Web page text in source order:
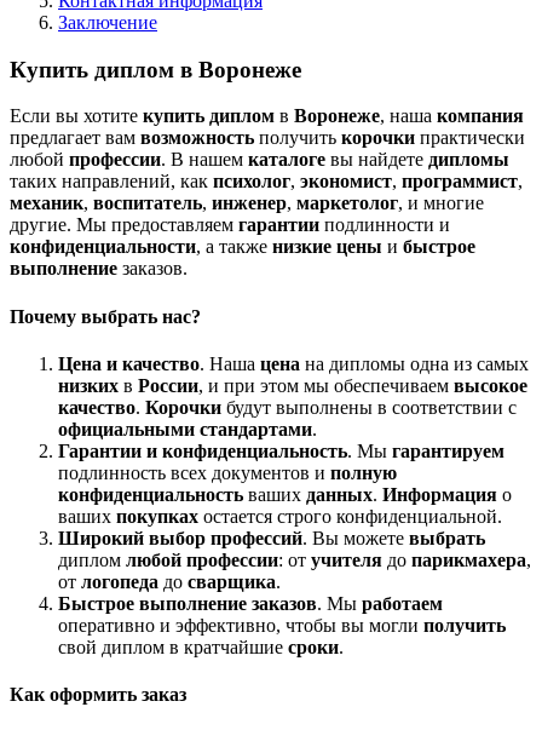
Заключение
Купить диплом в Воронеже
Если вы хотите купить диплом в Воронеже, наша компания
предлагает вам возможность получить корочки практически
любой профессии. В нашем каталоге вы найдете дипломы
таких направлений, как психолог, экономист, программист,
механик, воспитатель, инженер, маркетолог, и многие
другие. Мы предоставляем гарантии подлинности и
конфиденциальности, а также низкие цены и быстрое
выполнение заказов.
Почему выбрать нас?
Цена и качество. Наша цена на дипломы одна из самых
низких в России, и при этом мы обеспечиваем высокое
качество. Корочки будут выполнены в соответствии с
официальными стандартами.
Гарантии и конфиденциальность. Мы гарантируем
подлинность всех документов и полную
конфиденциальность ваших данных. Информация о
ваших покупках остается строго конфиденциальной.
Широкий выбор профессий. Вы можете выбрать
диплом любой профессии: от учителя до парикмахера,
от логопеда до сварщика.
Быстрое выполнение заказов. Мы работаем
оперативно и эффективно, чтобы вы могли получить
свой диплом в кратчайшие сроки.
Как оформить заказ